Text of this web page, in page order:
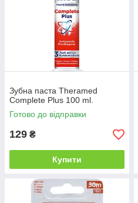
Зубна паста Theramed
Complete Plus 100 ml.
Готово до відправки
129 ₴
Купити